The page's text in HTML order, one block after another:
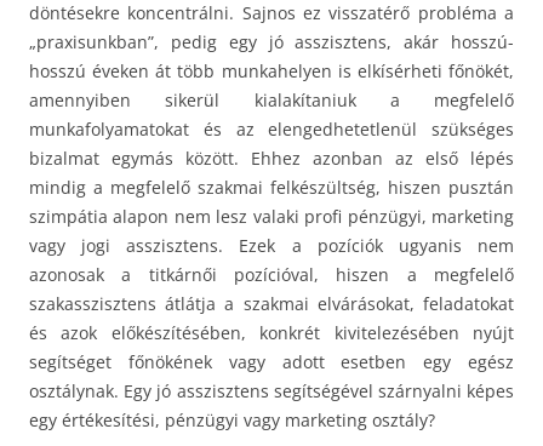
döntésekre koncentrálni. Sajnos ez visszatérő probléma a
„praxisunkban”, pedig egy jó asszisztens, akár hosszú-
hosszú éveken át több munkahelyen is elkísérheti főnökét,
amennyiben sikerül kialakítaniuk a megfelelő
munkafolyamatokat és az elengedhetetlenül szükséges
bizalmat egymás között. Ehhez azonban az első lépés
mindig a megfelelő szakmai felkészültség, hiszen pusztán
szimpátia alapon nem lesz valaki profi pénzügyi, marketing
vagy jogi asszisztens. Ezek a pozíciók ugyanis nem
azonosak a titkárnői pozícióval, hiszen a megfelelő
szakasszisztens átlátja a szakmai elvárásokat, feladatokat
és azok előkészítésében, konkrét kivitelezésében nyújt
segítséget főnökének vagy adott esetben egy egész
osztálynak. Egy jó asszisztens segítségével szárnyalni képes
egy értékesítési, pénzügyi vagy marketing osztály?